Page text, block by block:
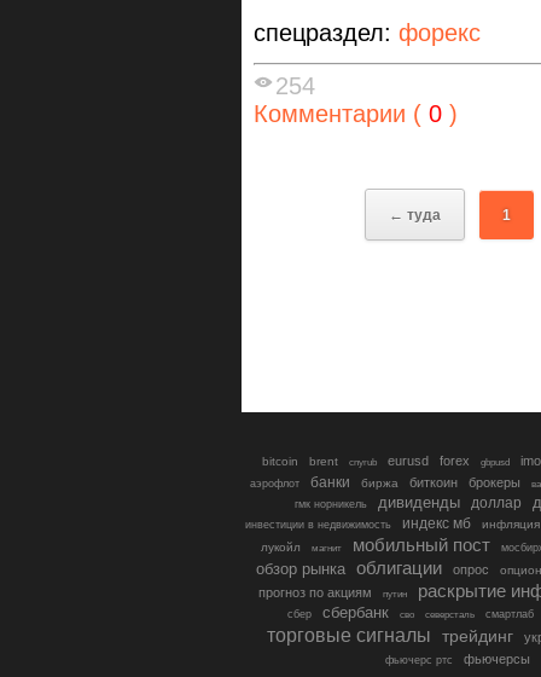
спецраздел: форекс
254
Комментарии ( 0 )
← туда 1
bitcoin brent cnyrub eurusd forex gbpusd
аэрофлот банки биржа биткоин брокеры
гмк норникель
дивиденды доллар
инвестиции в недвижимость индекс мб
инфляция
лукойл
магнит мобильный пост
обзор рынка облигации опрос
прогноз по акциям путин раскрытие
сбер сбербанк сво северсталь смартлаб
торговые сигналы трейдинг
фьючерс ртс фьючерсы